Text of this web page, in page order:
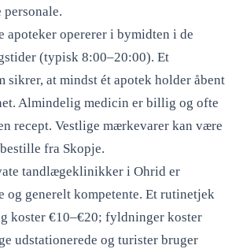
personale.
apoteker opererer i bymidten i de
(typisk 8:00–20:00). Et
sikrer, at mindst ét apotek holder åbent
Almindelig medicin er billig og ofte
recept. Vestlige mærkevarer kan være
fra Skopje.
tandlægeklinikker i Ohrid er
og generelt kompetente. Et rutinetjek
koster €10–€20; fyldninger koster
udstationerede og turister bruger